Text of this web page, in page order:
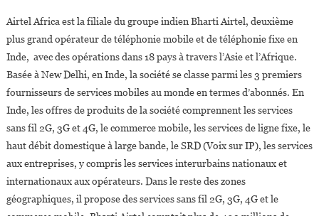
D’Airtel
Africa
Airtel Africa est la filiale du groupe indien Bharti Airtel, deuxième
plus grand opérateur de téléphonie mobile et de téléphonie fixe en
Inde, avec des opérations dans 18 pays à travers l’Asie et l’Afrique.
Basée à New Delhi, en Inde, la société se classe parmi les 3 premiers
fournisseurs de services mobiles au monde en termes d’abonnés. En
Inde, les offres de produits de la société comprennent les services
sans fil 2G, 3G et 4G, le commerce mobile, les services de ligne fixe, le
haut débit domestique à large bande, le SRD (Voix sur IP), les services
aux entreprises, y compris les services interurbains nationaux et
internationaux aux opérateurs. Dans le reste des zones
géographiques, il propose des services sans fil 2G, 3G, 4G et le